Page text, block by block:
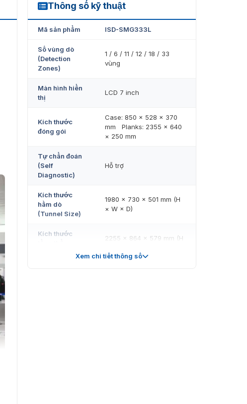
Thông số kỹ thuật
ISD-SMG333L
Mã sản phẩm ISD-SMG333L
Số vùng dò
(Detection
Zones)
1 / 6 / 11 / 12 / 18 / 33
vùng
Màn hình hiển
thị
LCD 7 inch
Kích thước
đóng gói
Case: 850 × 528 × 370
mm Planks: 2355 × 640
× 250 mm
Tự chẩn đoán
(Self
Diagnostic)
Hỗ trợ
Kích thước
hầm dò
(Tunnel Size)
1980 × 730 × 501 mm (H
× W × D)
Kích thước
(Dimension)
2255 × 864 × 579 mm (H
Xem chi tiết thông số